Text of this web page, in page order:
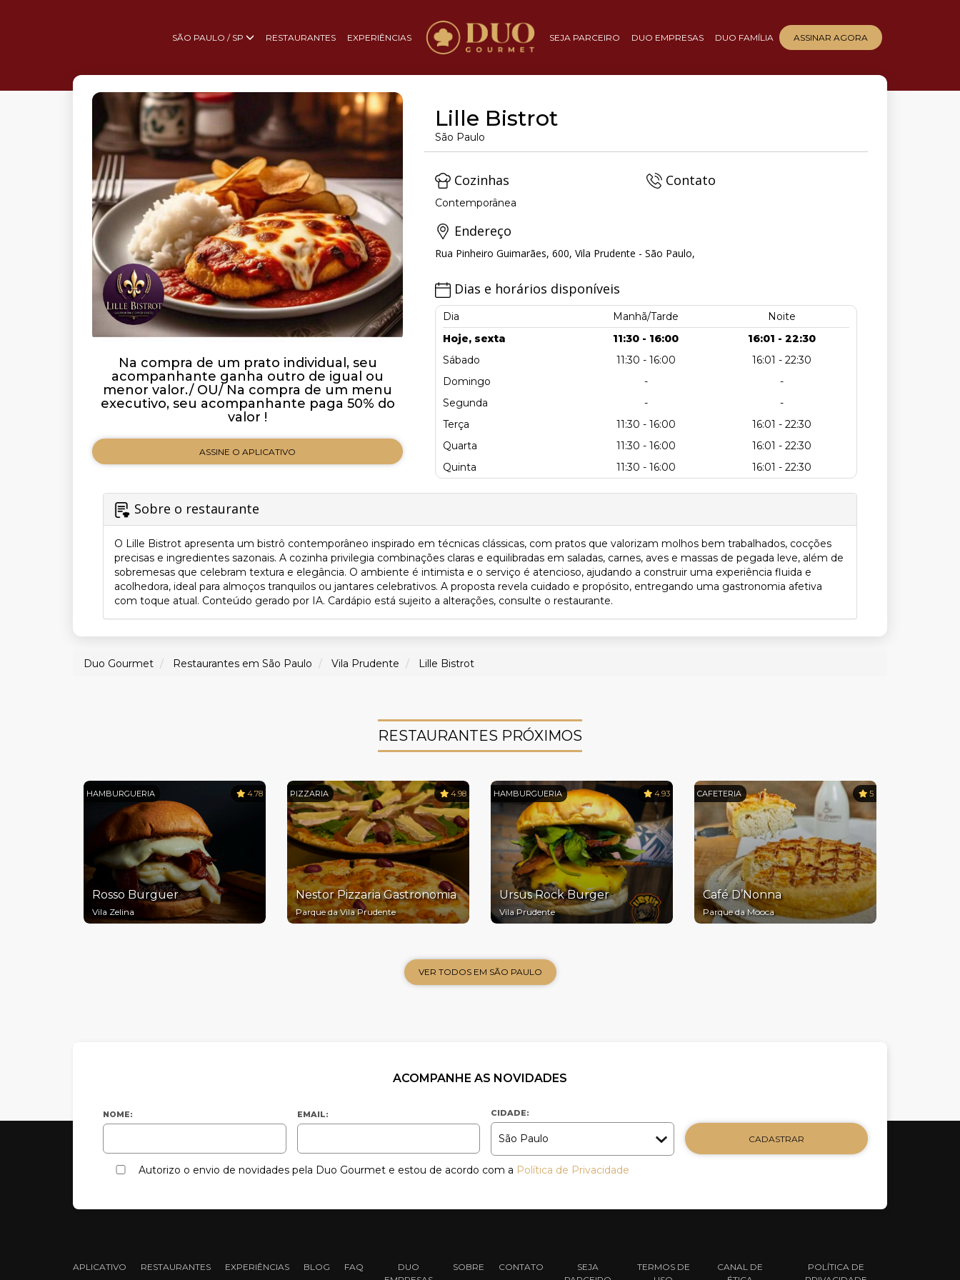
SÃO PAULO / SP RESTAURANTES EXPERIÊNCIAS SEJA PARCEIRO DUO EMPRESAS DUO FAMÍLIA ASSINAR AGORA
Na compra de um prato individual, seu
acompanhante ganha outro de igual ou
menor valor./ OU/ Na compra de um menu
executivo, seu acompanhante paga 50% do
valor !
ASSINE O APLICATIVO
Lille Bistrot
São Paulo
Cozinhas
Contemporânea
Contato
Endereço
Rua Pinheiro Guimarães, 600, Vila Prudente - São Paulo,
Dias e horários disponíveis
Dia Manhã/Tarde
Noite
Hoje, sexta
11:30 - 16:00
16:01 - 22:30
Sábado
11:30 - 16:00
16:01 - 22:30
Domingo
-
-
Segunda
-
-
Terça
11:30 - 16:00
16:01 - 22:30
Quarta
11:30 - 16:00
16:01 - 22:30
Quinta
11:30 - 16:00 16:01 - 22:30
Sobre o restaurante
O Lille Bistrot apresenta um bistrô contemporâneo inspirado em técnicas clássicas, com pratos que valorizam molhos bem trabalhados, cocções
precisas e ingredientes sazonais. A cozinha privilegia combinações claras e equilibradas em saladas, carnes, aves e massas de pegada leve, além de
sobremesas que celebram textura e elegância. O ambiente é intimista e o serviço é atencioso, ajudando a construir uma experiência fluida e
acolhedora, ideal para almoços tranquilos ou jantares celebrativos. A proposta revela cuidado e propósito, entregando uma gastronomia afetiva
com toque atual. Conteúdo gerado por IA. Cardápio está sujeito a alterações, consulte o restaurante.
Duo Gourmet Restaurantes em São Paulo Vila Prudente Lille Bistrot
RESTAURANTES PRÓXIMOS
HAMBURGUERIA 4.78
Rosso Burguer
Vila Zelina
PIZZARIA 4.98
Nestor Pizzaria Gastronomia
Parque da Vila Prudente
HAMBURGUERIA 4.93
Ursus Rock Burger
Vila Prudente
CAFETERIA 5
Café D’Nonna
Parque da Mooca
VER TODOS EM SÃO PAULO
ACOMPANHE AS NOVIDADES
NOME: EMAIL: CIDADE:
CADASTRAR
Autorizo o envio de novidades pela Duo Gourmet e estou de acordo com a Política de Privacidade
APLICATIVO RESTAURANTES EXPERIÊNCIAS BLOG FAQ DUO SOBRE CONTATO SEJA TERMOS DE CANAL DE POLÍTICA DE